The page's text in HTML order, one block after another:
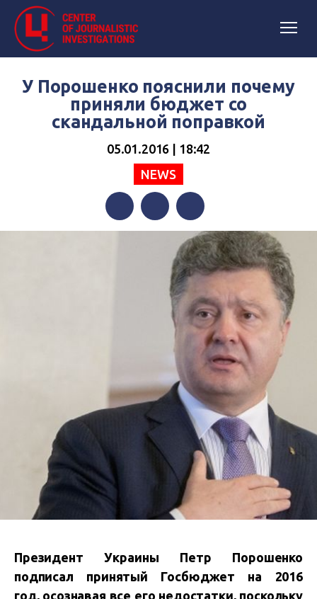
У Порошенко пояснили почему
приняли бюджет со
скандальной поправкой
05.01.2016 | 18:42
NEWS
FacebookTwitterTelegram
Президент Украины Петр Порошенко
подписал принятый Госбюджет на 2016
год, осознавая все его недостатки, поскольку